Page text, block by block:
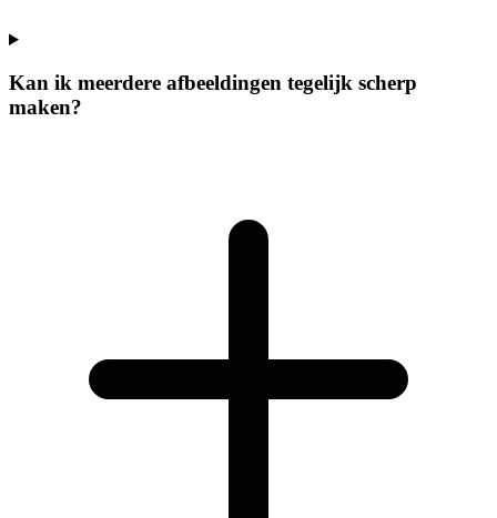
Kan ik meerdere afbeeldingen tegelijk scherp
maken?